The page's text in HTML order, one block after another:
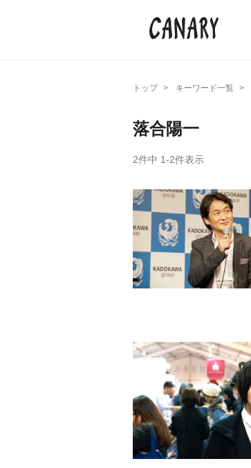
トップ キーワード一覧
落合陽一
2件中 1-2件表示